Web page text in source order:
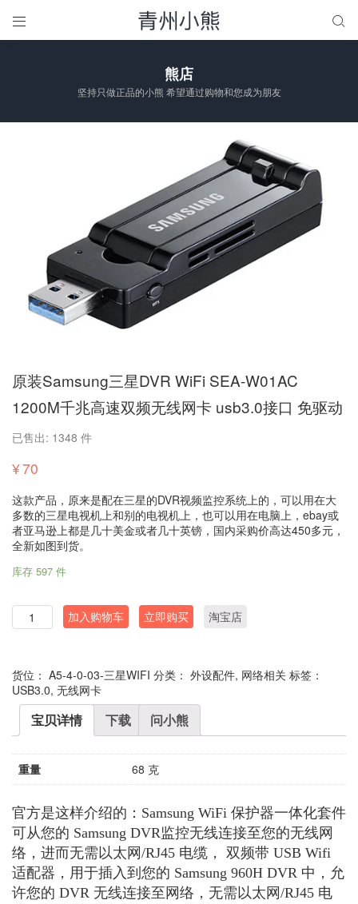
 
熊店
坚持只做正品的小熊 希望通过购物和您成为朋友
原装Samsung三星DVR WiFi SEA-W01AC
1200M千兆高速双频无线网卡 usb3.0接口 免驱动
已售出: 1348 件
¥70
这款产品，原来是配在三星的DVR视频监控系统上的，可以用在大
多数的三星电视机上和别的电视机上，也可以用在电脑上，ebay或
者亚马逊上都是几十美金或者几十英镑，国内采购价高达450多元，
全新如图到货。
库存 597 件
数
量
加入购物车 立即购买 淘宝店
货位： A5-4-0-03-三星WIFI 分类： 外设配件, 网络相关 标签：
USB3.0, 无线网卡
宝贝详情 下载 问小熊
重量 68 克
官方是这样介绍的：Samsung WiFi 保护器一体化套件
可从您的 Samsung DVR监控无线连接至您的无线网
络，进而无需以太网/RJ45 电缆， 双频带 USB Wifi
适配器，用于插入到您的 Samsung 960H DVR 中，允
许您的 DVR 无线连接至网络，无需以太网/RJ45 电